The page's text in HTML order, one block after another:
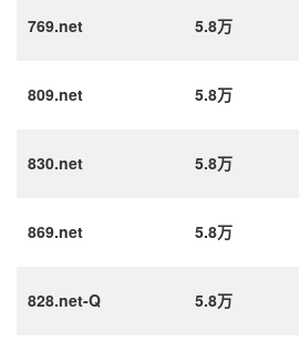
769.net 5.8万
809.net 5.8万
830.net 5.8万
869.net 5.8万
828.net-Q 5.8万